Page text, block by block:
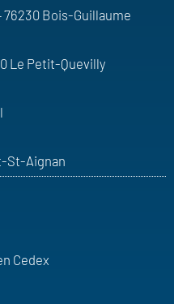
76230 Bois-Guillaume
Le Petit-Quevilly
St-Aignan
Cedex